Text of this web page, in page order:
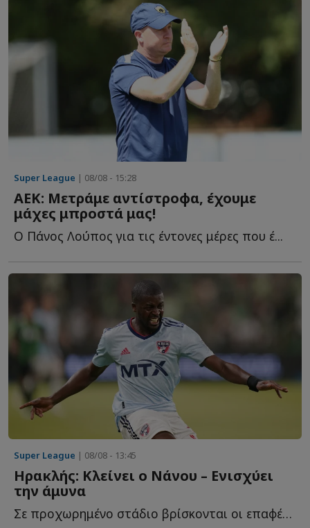
Super League | 08/08 - 15:28
ΑΕΚ: Μετράμε αντίστροφα, έχουμε
μάχες μπροστά μας!
Ο Πάνος Λούπος για τις έντονες μέρες που έ...
Super League | 08/08 - 13:45
Ηρακλής: Κλείνει ο Νάνου – Ενισχύει
την άμυνα
Σε προχωρημένο στάδιο βρίσκονται οι επαφές του Ηρακλή μ...